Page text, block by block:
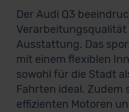
Der Audi Q3
Ausstattung. Das
mit einem flexiblen
sowohl für die Stadt
Fahrten ideal. Zudem
effizienten Motoren